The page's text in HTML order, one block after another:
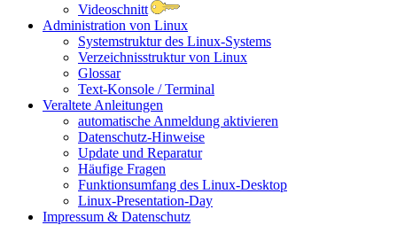
Videoschnitt
Administration von Linux
Systemstruktur des Linux-Systems
Verzeichnisstruktur von Linux
Glossar
Text-Konsole / Terminal
Veraltete Anleitungen
automatische Anmeldung aktivieren
Datenschutz-Hinweise
Update und Reparatur
Häufige Fragen
Funktionsumfang des Linux-Desktop
Linux-Presentation-Day
Impressum & Datenschutz